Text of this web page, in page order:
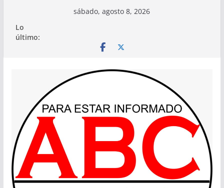
contenido
sábado, agosto 8, 2026
Lo
último: